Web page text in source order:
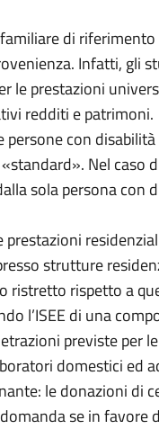
di
Infatti, gli
le prestazioni
redditi e patrimoni.
persone con
Nel caso
sola persona con
strutture
ristretto rispetto a
l’ISEE di una
previste per
domestici ed
le donazioni di
se in favore